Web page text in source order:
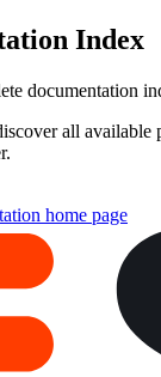
Index
documentation
all available
home page